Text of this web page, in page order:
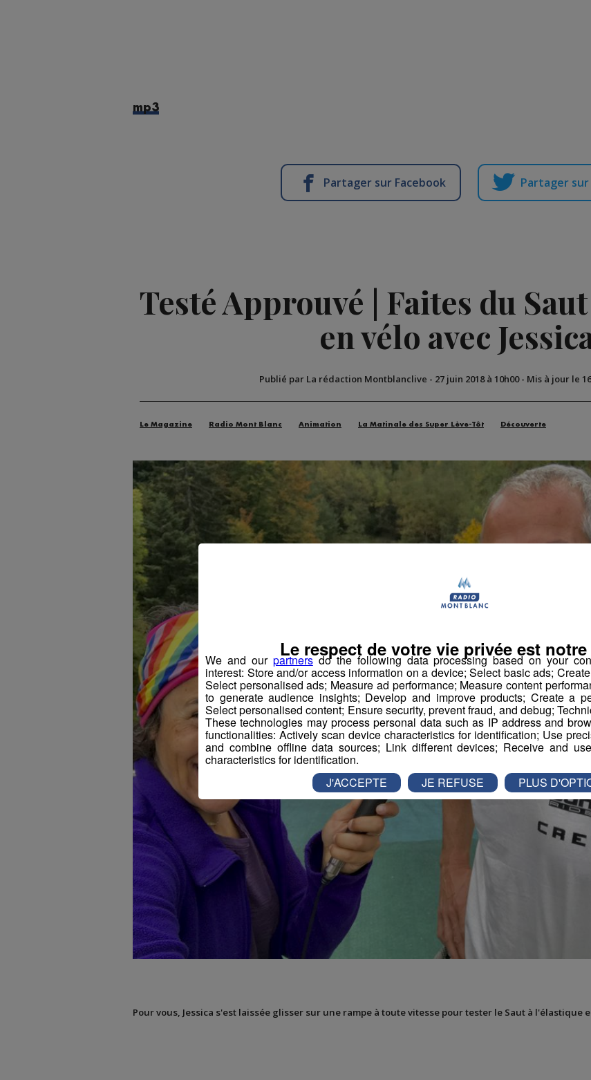
mp3
Partager sur Facebook Partager
Testé Approuvé | Faites du
en vélo avec
Publié par La rédaction Montblanclive - 27 juin 2018 à 10h00- Mis à jour le
Le Magazine Radio Mont Blanc Animation La Matinale des Super Lève-Tôt Découverte
Pour vous, Jessica s'est laissée glisser sur une rampe à toute vitesse pour tester le Saut à l'élastique
We and our partnersdo the following data processing based on your
interest: Store and/or access information on a device; Select basic ads;
Select personalised ads; Measure ad performance; Measure content
to generate audience insights; Develop and improve products; Create a
Select personalised content; Ensure security, prevent fraud, and debug;
These technologies may process personal data such as IP address and
functionalities: Actively scan device characteristics for identification; Use
and combine offline data sources; Link different devices; Receive and
characteristics for identification.
Le respect de votre vie privée est
J'ACCEPTE JE REFUSE PLUS